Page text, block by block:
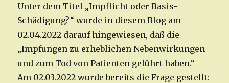
Unter dem Titel „Impflicht oder Basis-
Schädigung?“ wurde in diesem Blog am
02.04.2022 darauf hingewiesen, daß die
„Impfungen zu erheblichen Nebenwirkungen
und zum Tod von Patienten geführt haben.“
Am 02.03.2022 wurde bereits die Frage gestellt: